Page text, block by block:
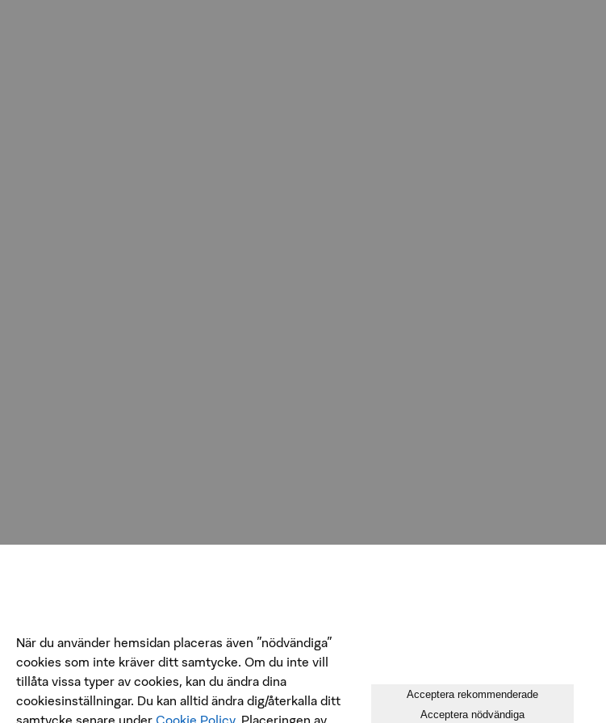
När du använder hemsidan placeras även ”nödvändiga”
cookies som inte kräver ditt samtycke. Om du inte vill
tillåta vissa typer av cookies, kan du ändra dina
cookiesinställningar. Du kan alltid ändra dig/återkalla ditt
samtycke senare under Cookie Policy. Placeringen av
Acceptera rekommenderade
Acceptera nödvändiga